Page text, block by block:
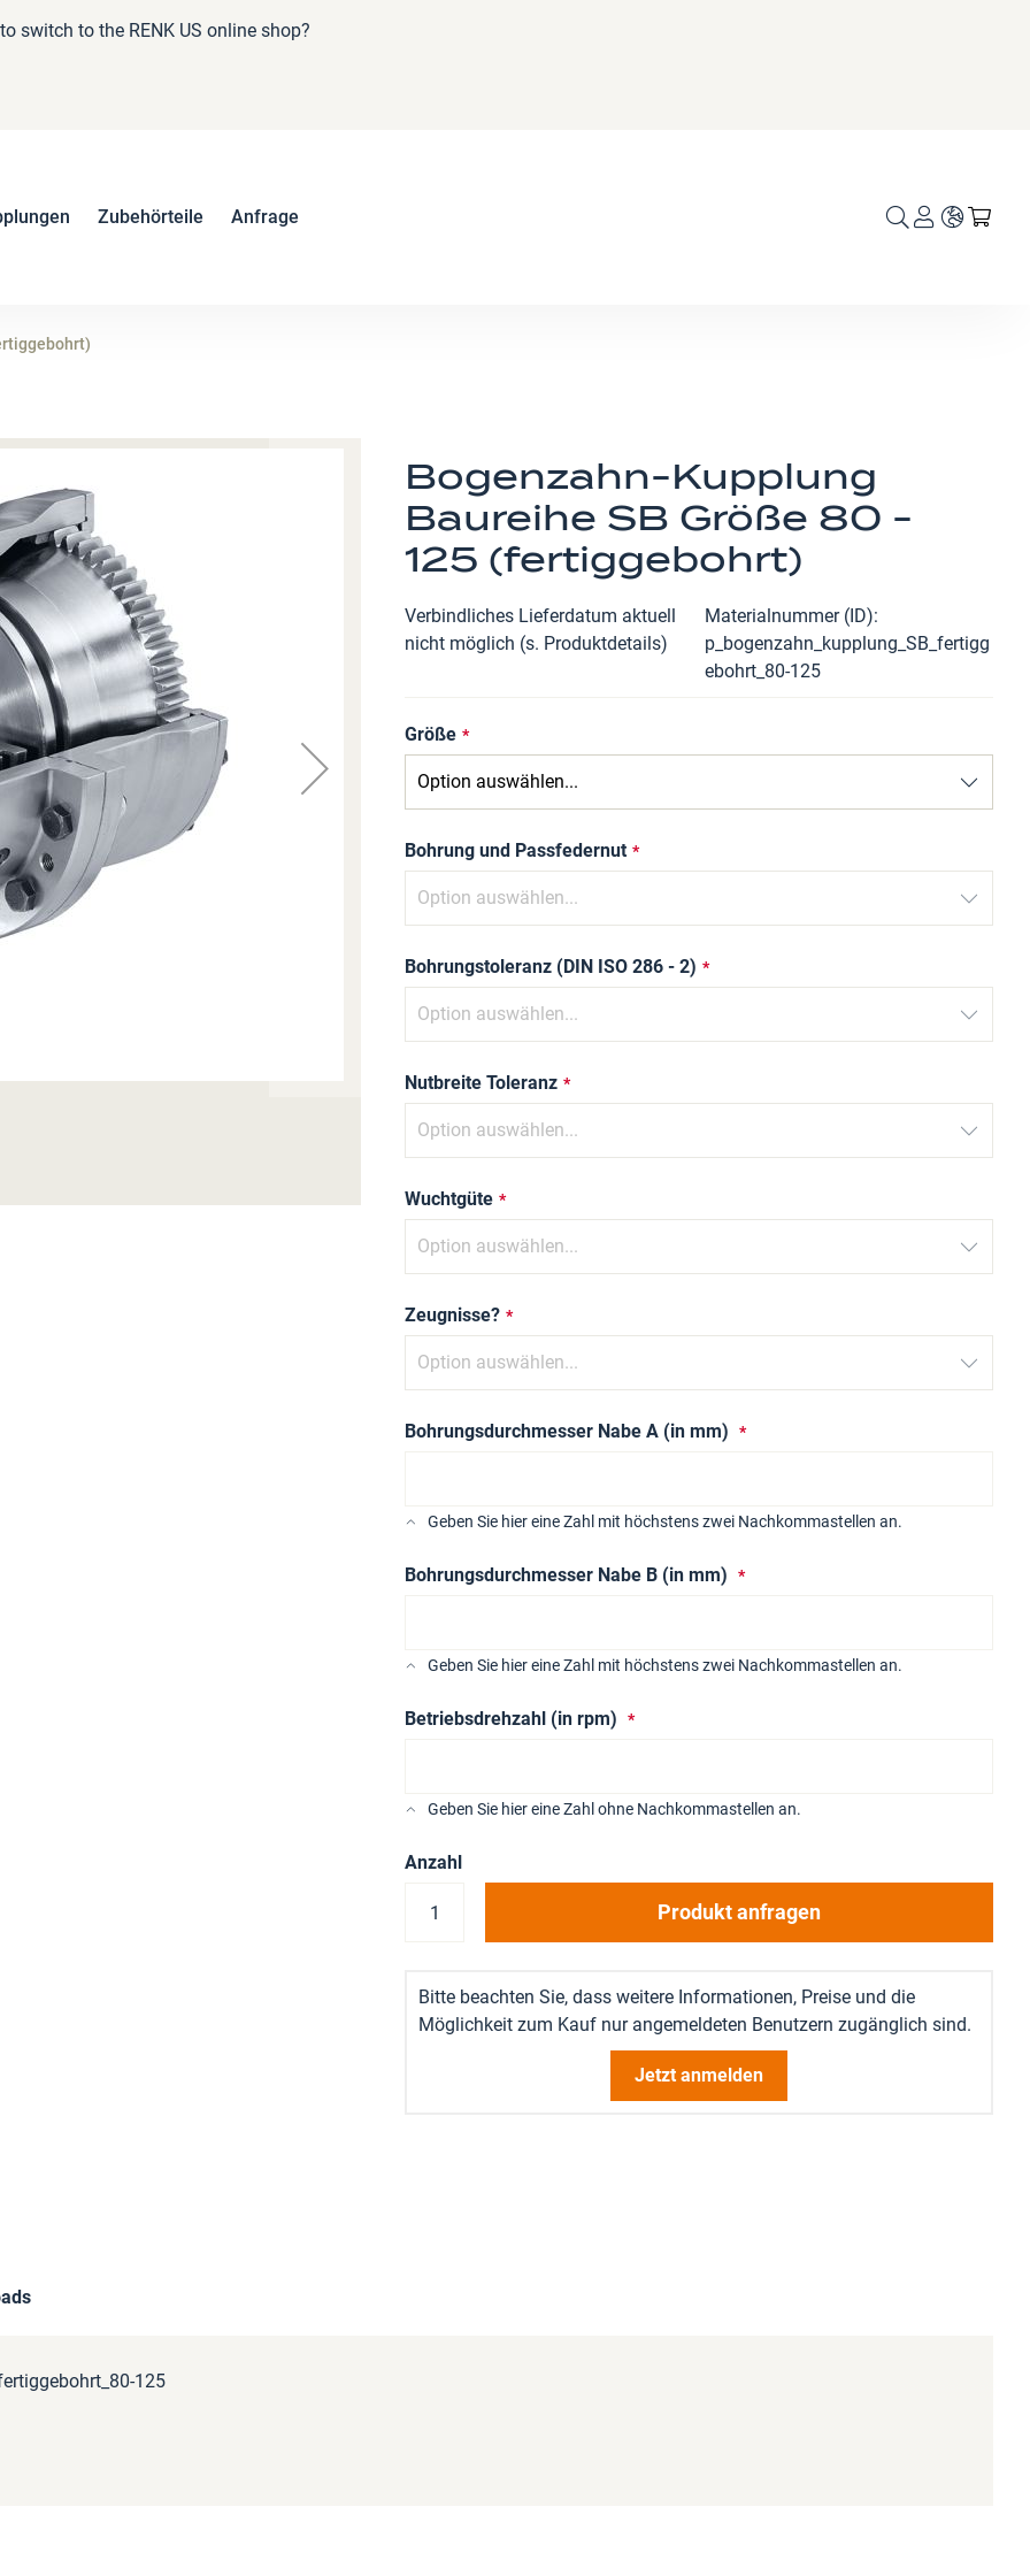
switch to the RENK US online shop?
Zubehörteile Anfrage Sprache
Bogenzahn-Kupplung
Baureihe SB Größe 80 -
125 (fertiggebohrt)
Verbindliches Lieferdatum aktuell
nicht möglich (s. Produktdetails)
Materialnummer (ID)
p_bogenzahn_kupplung_SB_fertigg
ebohrt_80-125
Größe
Bohrung und Passfedernut
Bohrungstoleranz (DIN ISO 286 - 2)
Nutbreite Toleranz
Wuchtgüte
Zeugnisse?
Bohrungsdurchmesser Nabe A (in mm)
Geben Sie hier eine Zahl mit höchstens zwei Nachkommastellen an.
Bohrungsdurchmesser Nabe B (in mm)
Geben Sie hier eine Zahl mit höchstens zwei Nachkommastellen an.
Betriebsdrehzahl (in rpm)
Geben Sie hier eine Zahl ohne Nachkommastellen an.
Anzahl
Produkt anfragen
Bitte beachten Sie, dass weitere Informationen, Preise und die
Möglichkeit zum Kauf nur angemeldeten Benutzern zugänglich sind.
Jetzt anmelden
125